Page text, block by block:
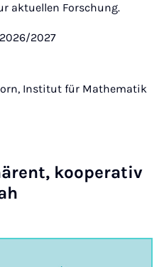
aktuellen Forschung.
2027
Institut für Mathematik
ko­ope­ra­tiv